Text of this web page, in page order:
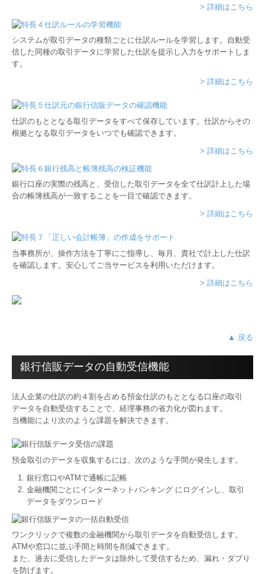
> 詳細はこちら
システムが取引データの種類ごとに仕訳ルールを学習します。自動受
信した同種の取引データに学習した仕訳を提示し入力をサポートしま
す。
> 詳細はこちら
仕訳のもととなる取引データをすべて保存しています。仕訳からその
根拠となる取引データをいつでも確認できます。
> 詳細はこちら
銀行口座の実際の残高と、受信した取引データを全て仕訳計上した場
合の帳簿残高が一致することを一目で確認できます。
> 詳細はこちら
当事務所が、操作方法を丁寧にご指導し、毎月、貴社で計上した仕訳
を確認します。安心してご当サービスを利用いただけます。
> 詳細はこちら
▲ 戻る
銀行信販データの自動受信機能
法人企業の仕訳の約４割を占める預金仕訳のもととなる口座の取引
データを自動受信することで、経理事務の省力化が図れます。
当機能により次のような課題を解決できます。
預金取引のデータを収集するには、次のような手間が発生します。
銀行窓口やATMで通帳に記帳
金融機関ごとにインターネットバンキング にログインし、取引
データをダウンロード
ワンクリックで複数の金融機関から取引データを自動受信します。
ATMや窓口に並ぶ手間と時間を削減できます。
また、過去に受信したデータは除外して受信するため、漏れ・ダブり
を防げます。